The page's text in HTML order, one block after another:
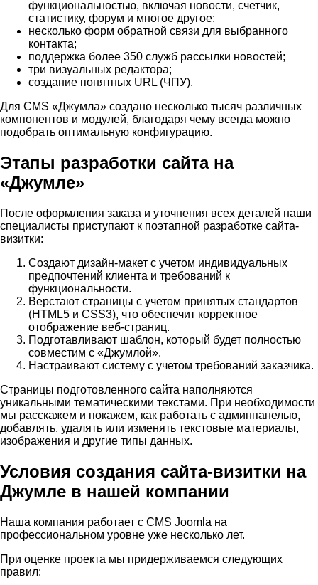
функциональностью, включая новости, счетчик,
статистику, форум и многое другое;
несколько форм обратной связи для выбранного
контакта;
поддержка более 350 служб рассылки новостей;
три визуальных редактора;
создание понятных URL (ЧПУ).
Для CMS «Джумла» создано несколько тысяч различных
компонентов и модулей, благодаря чему всегда можно
подобрать оптимальную конфигурацию.
Этапы разработки сайта на
«Джумле»
После оформления заказа и уточнения всех деталей наши
специалисты приступают к поэтапной разработке сайта-
визитки:
Создают дизайн-макет с учетом индивидуальных
предпочтений клиента и требований к
функциональности.
Верстают страницы с учетом принятых стандартов
(HTML5 и CSS3), что обеспечит корректное
отображение веб-страниц.
Подготавливают шаблон, который будет полностью
совместим с «Джумлой».
Настраивают систему с учетом требований заказчика.
Страницы подготовленного сайта наполняются
уникальными тематическими текстами. При необходимости
мы расскажем и покажем, как работать с админпанелью,
добавлять, удалять или изменять текстовые материалы,
изображения и другие типы данных.
Условия создания сайта-визитки на
Джумле в нашей компании
Наша компания работает с CMS Joomla на
профессиональном уровне уже несколько лет.
При оценке проекта мы придерживаемся следующих
правил: